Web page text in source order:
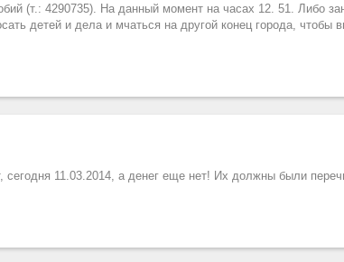
(т.: 4290735). На данный момент на часах 12. 51. Либо
детей и дела и мчаться на другой конец города, чтобы
сегодня 11.03.2014, а денег еще нет! Их должны были